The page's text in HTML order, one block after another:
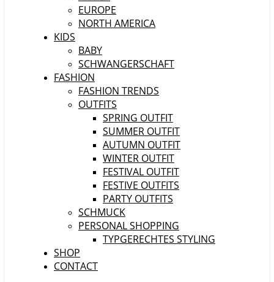
EUROPE
NORTH AMERICA
KIDS
BABY
SCHWANGERSCHAFT
FASHION
FASHION TRENDS
OUTFITS
SPRING OUTFIT
SUMMER OUTFIT
AUTUMN OUTFIT
WINTER OUTFIT
FESTIVAL OUTFIT
FESTIVE OUTFITS
PARTY OUTFITS
SCHMUCK
PERSONAL SHOPPING
TYPGERECHTES STYLING
SHOP
CONTACT